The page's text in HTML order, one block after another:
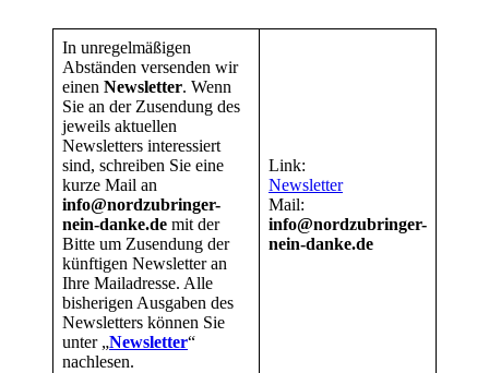
In unregelmäßigen
Abständen versenden wir
einen Newsletter. Wenn
Sie an der Zusendung des
jeweils aktuellen
Newsletters interessiert
sind, schreiben Sie eine
kurze Mail an
info@nordzubringer-
nein-danke.de mit der
Bitte um Zusendung der
künftigen Newsletter an
Ihre Mailadresse. Alle
bisherigen Ausgaben des
Newsletters können Sie
unter „Newsletter“
nachlesen.
Link:
Newsletter
Mail:
info@nordzubringer-
nein-danke.de